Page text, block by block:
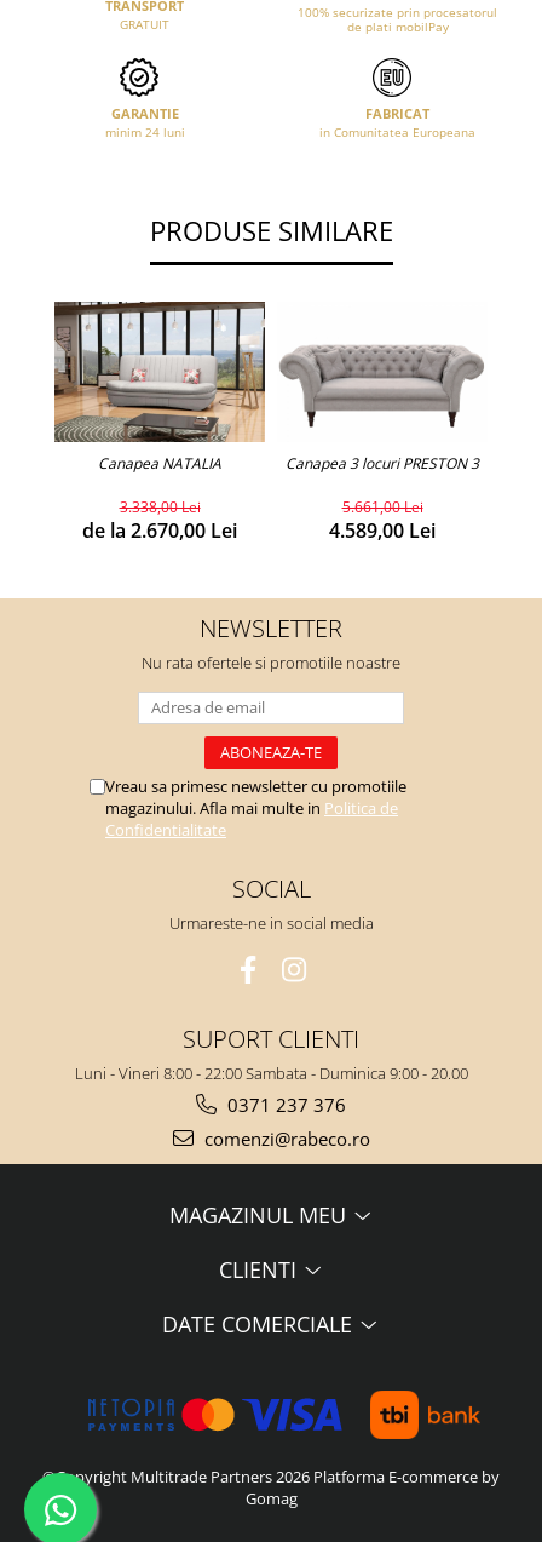
TRANSPORT
GRATUIT
100% securizate prin procesatorul
de plati mobilPay
GARANTIE
minim 24 luni
FABRICAT
in Comunitatea Europeana
PRODUSE SIMILARE
Canapea NATALIA
3.338,00 Lei
de la 2.670,00 Lei
Canapea 3 locuri PRESTON 3
5.661,00 Lei
4.589,00 Lei
NEWSLETTER
Nu rata ofertele si promotiile noastre
Vreau sa primesc newsletter cu promotiile
magazinului. Afla mai multe in Politica de
Confidentialitate
SOCIAL
Urmareste-ne in social media
SUPORT CLIENTI
Luni - Vineri 8:00 - 22:00 Sambata - Duminica 9:00 - 20.00
0371 237 376
comenzi@rabeco.ro
MAGAZINUL MEU
CLIENTI
DATE COMERCIALE
©Copyright Multitrade Partners 2026 Platforma E-commerce by
Gomag